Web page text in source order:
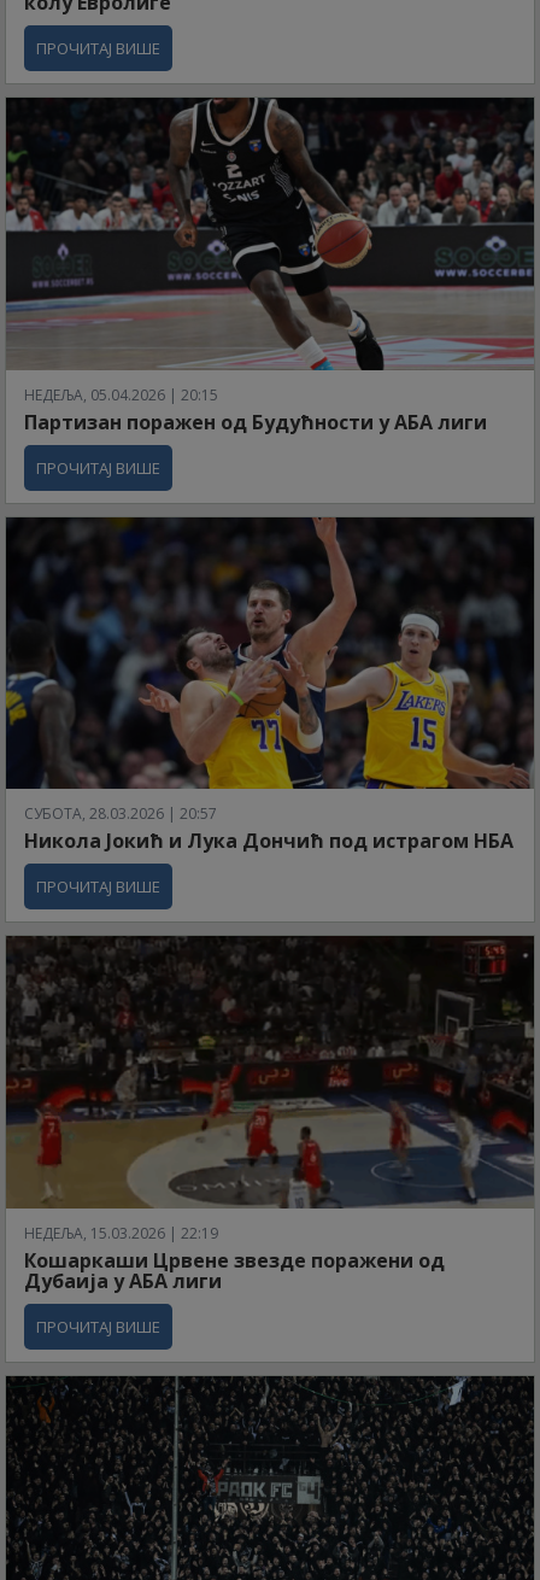
ПРОЧИТАЈ ВИШЕ
НЕДЕЉА, 05.04.2026 | 20:15
Партизан поражен од Будућности у АБА лиги
ПРОЧИТАЈ ВИШЕ
СУБОТА, 28.03.2026 | 20:57
Никола Јокић и Лука Дончић под истрагом НБА
ПРОЧИТАЈ ВИШЕ
НЕДЕЉА, 15.03.2026 | 22:19
Кошаркаши Црвене звезде поражени од
Дубаија у АБА лиги
ПРОЧИТАЈ ВИШЕ